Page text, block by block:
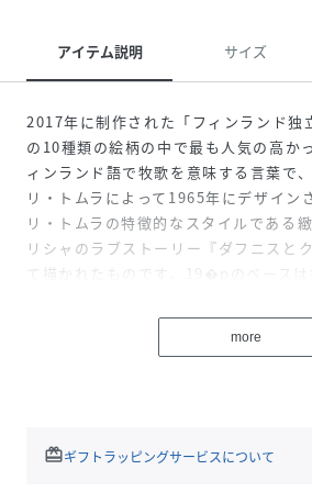
アイテム説明 サイズ
2017年に制作された「フィンランド独
の10種類の絵柄の中で最も人気の高か
ィンランド語で牧歌を意味する言葉で
リ・トムラによって1965年にデザイン
リ・トムラの特徴的なスタイルである
リシャのラブストーリー『ダフニスと
て描かれたものです。19�pのベースは
ても存在感があります。ギフトにも最
小さな黒点やへこみなどが認められる
性別タイプ ユニセックス
more
redeemギフトラッピングサービスについて